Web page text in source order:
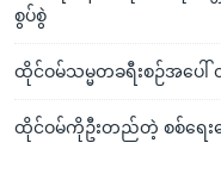
စွပ်စွဲ
ထိုင်ဝမ်သမ္မတခရီးစဉ်အပေါ်
ထိုင်ဝမ်ကိုဦးတည်တဲ့ စစ်ရေ